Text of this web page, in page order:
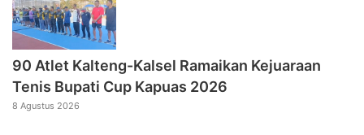
90 Atlet Kalteng-Kalsel Ramaikan Kejuaraan
Tenis Bupati Cup Kapuas 2026
8 Agustus 2026